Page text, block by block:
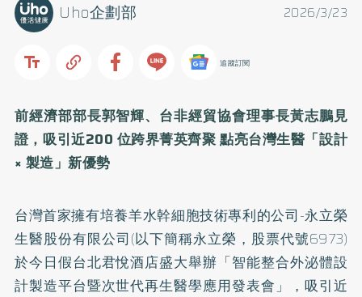
2026/3/23
Uho企劃部
追蹤訂閱
前經濟部部長郭智輝、台非經貿協會理事長黃志鵬見
證，吸引近200 位跨界菁英齊聚 點亮台灣生醫「設計
× 製造」新優勢
台灣首家擁有培養羊水幹細胞技術專利的公司-永立榮
生醫股份有限公司(以下簡稱永立榮，股票代號6973)
於今日假台北君悅酒店盛大舉辦「智能整合外泌體設
計製造平台暨次世代再生醫學應用發表會」，吸引近